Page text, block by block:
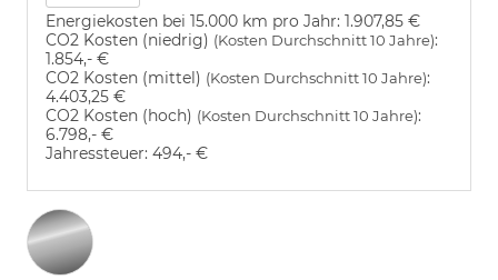
Energiekosten bei 15.000 km pro Jahr: 1.907,85 €
CO2 Kosten (niedrig) (Kosten Durchschnitt 10 Jahre):
1.854,- €
CO2 Kosten (mittel) (Kosten Durchschnitt 10 Jahre):
4.403,25 €
CO2 Kosten (hoch) (Kosten Durchschnitt 10 Jahre):
6.798,- €
Jahressteuer: 494,- €